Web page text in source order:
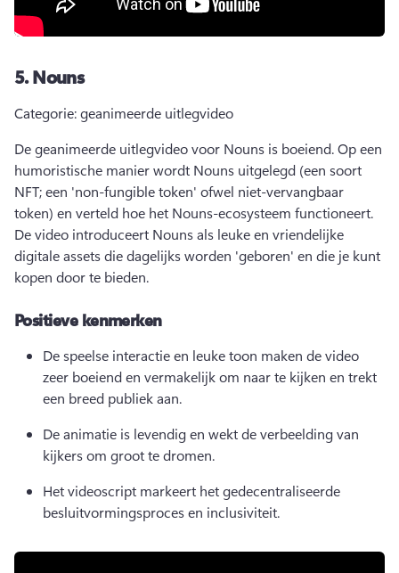
5.Nouns
Categorie: geanimeerde uitlegvideo
De geanimeerde uitlegvideo voor Nouns is boeiend. Op een
humoristische manier wordt Nouns uitgelegd (een soort
NFT; een 'non-fungible token' ofwel niet-vervangbaar
De video introduceert Nouns als leuke en vriendelijke
digitale assets die dagelijks worden 'geboren' en die je kunt
kopen door te bieden.
Positieve kenmerken
De speelse interactie en leuke toon maken de video
zeer boeiend en vermakelijk om naar te kijken en trekt
een breed publiek aan.
De animatie is levendig en wekt de verbeelding van
kijkers om groot te dromen.
Het videoscript markeert het gedecentraliseerde
besluitvormingsproces en inclusiviteit.